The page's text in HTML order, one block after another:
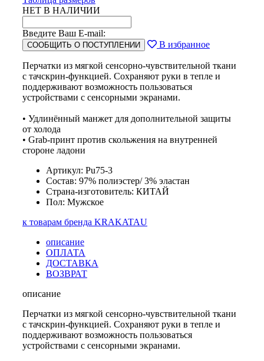
НЕТ В НАЛИЧИИ
Введите Ваш E-mail:
СООБЩИТЬ О ПОСТУПЛЕНИИ В избранное
Перчатки из мягкой сенсорно-чувствительной ткани
с тачскрин-функцией. Сохраняют руки в тепле и
поддерживают возможность пользоваться
устройствами с сенсорными экранами.
• Удлинённый манжет для дополнительной защиты
от холода
• Grab-принт против скольжения на внутренней
стороне ладони
Артикул: Pu75-3
Состав: 97% полиэстер/ 3% эластан
Страна-изготовитель: КИТАЙ
Пол: Мужское
к товарам бренда KRAKATAU
описание
ОПЛАТА
ДОСТАВКА
ВОЗВРАТ
описание
Перчатки из мягкой сенсорно-чувствительной ткани
с тачскрин-функцией. Сохраняют руки в тепле и
поддерживают возможность пользоваться
устройствами с сенсорными экранами.